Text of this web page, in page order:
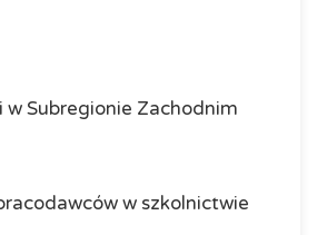
Subregionie Zachodnim
w szkolnictwie